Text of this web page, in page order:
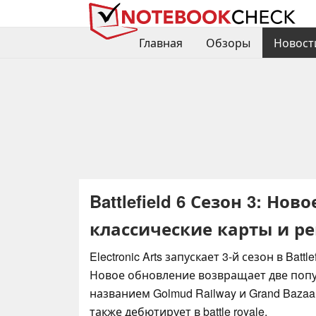
Главная Обзоры
Battlefield 6 Сезон 3:
классические карты и
Electronic Arts запускает 3-й сезон в
Новое обновление возвращает две
названием Golmud Railway и Grand
также дебютирует в battle royale.